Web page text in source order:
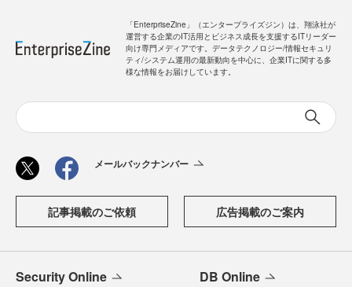
「EnterpriseZine」（エンタープライズジン）は、翔泳社が
運営する企業のIT活用とビジネス成長を支援するITリーダー
向け専門メディアです。データテクノロジー/情報セキュリ
ティ/システム運用の最新動向を中心に、企業ITに関する多
様な情報をお届けしています。
メールバックナンバー
記事掲載のご依頼 広告掲載のご案内
Security Online DB Online